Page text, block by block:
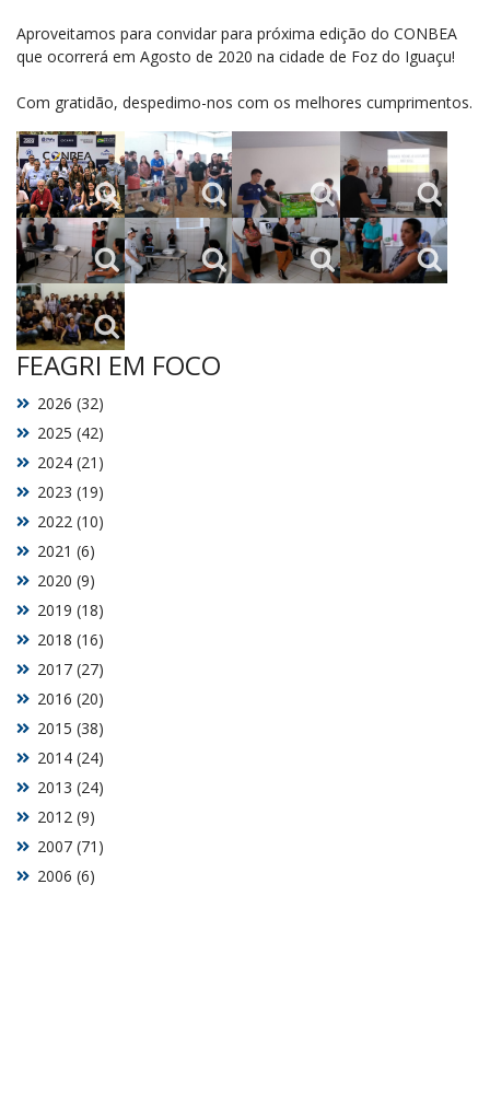
Aproveitamos para convidar para próxima edição do CONBEA
que ocorrerá em Agosto de 2020 na cidade de Foz do Iguaçu!
Com gratidão, despedimo-nos com os melhores cumprimentos.
FEAGRI EM FOCO
2006 (6)
2007 (71)
2012 (9)
2013 (24)
2014 (24)
2015 (38)
2016 (20)
2017 (27)
2018 (16)
2019 (18)
2020 (9)
2021 (6)
2022 (10)
2023 (19)
2024 (21)
2025 (42)
2026 (32)